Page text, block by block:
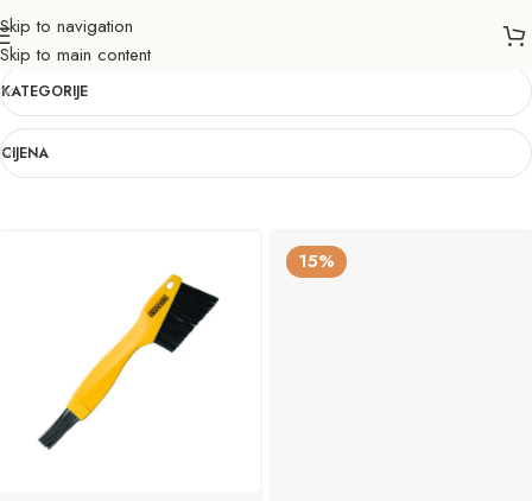
Skip to navigation
Skip to main content
PEDROS
KATEGORIJE
CIJENA
15%